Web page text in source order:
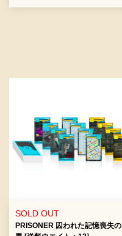
SOLD OUT
PRISONER 囚われた記憶喪失の